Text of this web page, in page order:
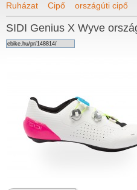
Ruházat Cipő országúti cipő
SIDI Genius X Wyve